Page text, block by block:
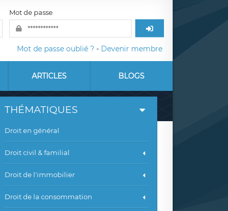
Mot de passe
Mot de passe oublié ? - Devenir membre
ARTICLES BLOGS
THÉMATIQUES
Droit en général
Droit civil & familial
Droit de l'immobilier
Droit de la consommation